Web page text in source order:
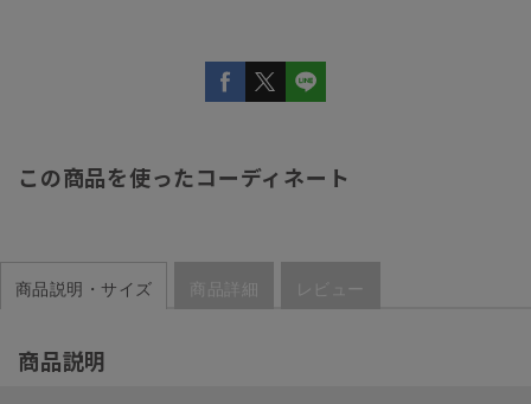
この商品を使ったコーディネート
商品説明・サイズ 商品詳細 レビュー
商品説明